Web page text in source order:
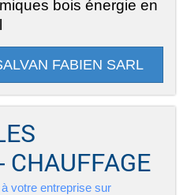
bois énergie en
FABIEN SARL
CHAUFFAGE
votre entreprise sur